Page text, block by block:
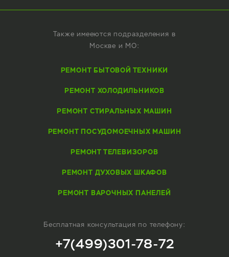
Также имееются подразделения в
Москве и МО:
РЕМОНТ БЫТОВОЙ ТЕХНИКИ
РЕМОНТ ХОЛОДИЛЬНИКОВ
РЕМОНТ СТИРАЛЬНЫХ МАШИН
РЕМОНТ ПОСУДОМОЕЧНЫХ МАШИН
РЕМОНТ ТЕЛЕВИЗОРОВ
РЕМОНТ ДУХОВЫХ ШКАФОВ
РЕМОНТ ВАРОЧНЫХ ПАНЕЛЕЙ
Бесплатная консультация по телефону:
+7(499)301-78-72